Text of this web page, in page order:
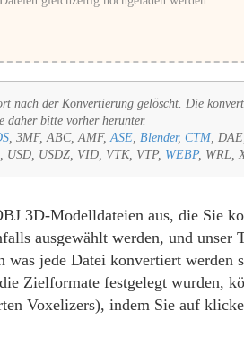
nach der Konvertierung gelöscht. Die
daher bitte vorher herunter.
, 3MF, ABC, AMF,ASE, Blender, CTM,
USD, USDZ, VID, VTK, VTP, WEBP, WRL,
3D-Modelldateien aus, die Sie
ausgewählt werden, und
was jede Datei konvertiert
Zielformate festgelegt wurden,
Voxelizers), indem Sie auf